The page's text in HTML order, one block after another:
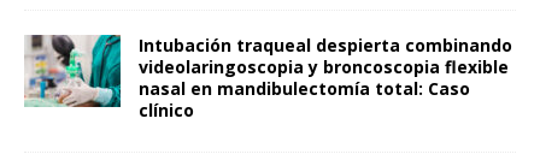
Intubación traqueal despierta combinando
videolaringoscopia y broncoscopia flexible
nasal en mandibulectomía total: Caso
clínico